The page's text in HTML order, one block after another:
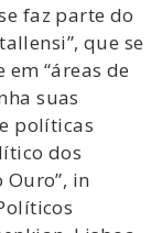
faz parte do
que se
“áreas de
suas
políticas
dos
in